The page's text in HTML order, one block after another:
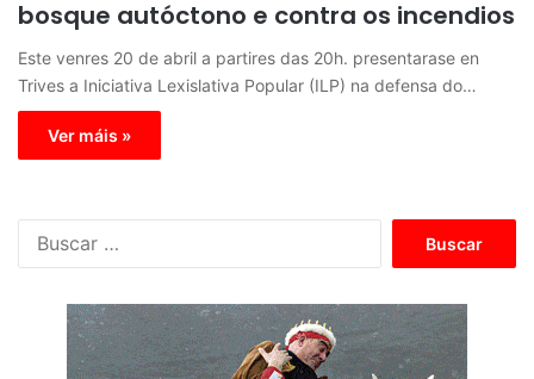
bosque autóctono e contra os incendios
Este venres 20 de abril a partires das 20h. presentarase en
Trives a Iniciativa Lexislativa Popular (ILP) na defensa do…
Ver máis »
c
a